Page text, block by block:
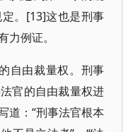
。[13]这也是刑事
例证。
自由裁量权。刑事
官的自由裁量权进
道：“刑事法官根本